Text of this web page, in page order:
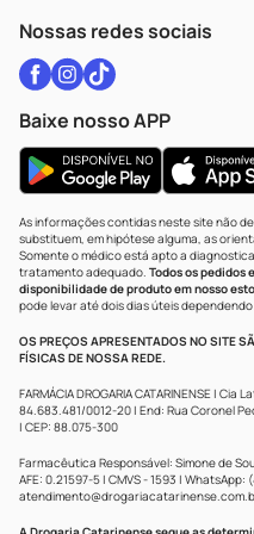
Nossas redes sociais
Baixe nosso APP
As informações contidas neste site não
substituem, em hipótese alguma, as
Somente o médico está apto a
tratamento adequado. Todos os
disponibilidade de produto em nosso
pode levar até dois dias úteis
OS PREÇOS APRESENTADOS NO SITE
FÍSICAS DE NOSSA REDE.
FARMÁCIA DROGARIA CATARINENSE |
84.683.481/0012-20 | End: Rua Coronel
| CEP: 88.075-300
Farmacêutica Responsável: Simone de
AFE: 0.21597-5 | CMVS - 1593 | WhatsApp: